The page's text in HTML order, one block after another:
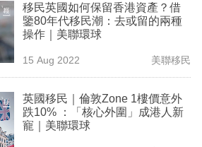
移民英國如何保留香港資產？借
鑒80年代移民潮：去或留的兩種
操作｜美聯環球
15 Aug 2022 美聯移民
英國移民｜倫敦Zone 1樓價意外
跌10% ：「核心外圍」成港人新
寵｜美聯環球